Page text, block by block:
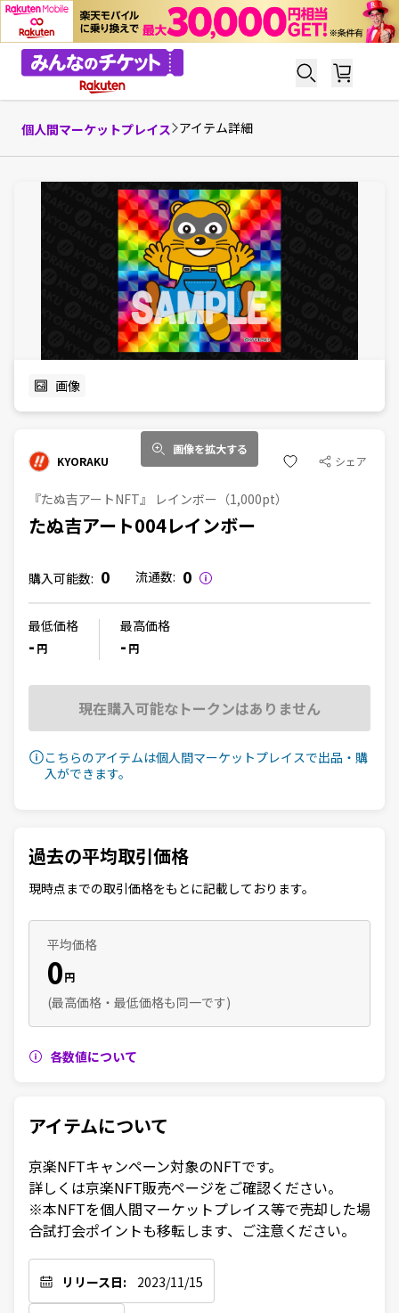
個人間マーケットプレイス アイテム詳細
画像を拡大する
画像
KYORAKU シェア
『たぬ吉アートNFT』 レインボー（1,000pt）
たぬ吉アート004レインボー
購入可能数: 0 流通数: 0
最低価格
- 円
最高価格
- 円
現在購入可能なトークンはありません
こちらのアイテムは個人間マーケットプレイスで出品・購
入ができます。
過去の平均取引価格
現時点までの取引価格をもとに記載しております。
平均価格
0円
(最高価格・最低価格も同一です)
各数値について
アイテムについて
京楽NFTキャンペーン対象のNFTです。
詳しくは京楽NFT販売ページをご確認ください。
※本NFTを個人間マーケットプレイス等で売却した場
合試打会ポイントも移転します、ご注意ください。
リリース日: 2023/11/15